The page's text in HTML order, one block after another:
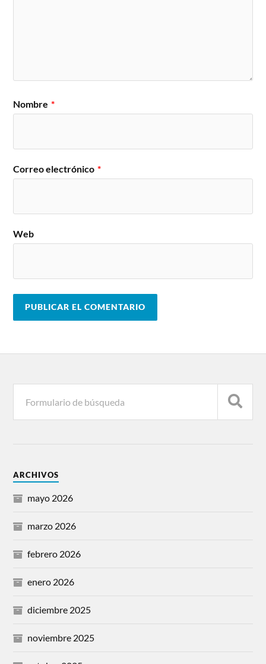
Nombre *
Correo electrónico *
Web
ARCHIVOS
mayo 2026
marzo 2026
febrero 2026
enero 2026
diciembre 2025
noviembre 2025